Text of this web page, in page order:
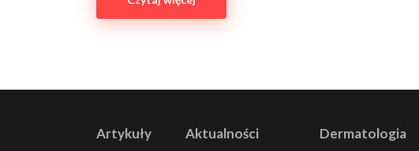
Artykuły Aktualności Dermatologia